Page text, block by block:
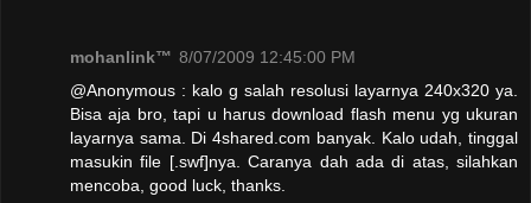
mohanlink™ 8/07/2009 12:45:00 PM
@Anonymous : kalo g salah resolusi layarnya 240x320 ya.
Bisa aja bro, tapi u harus download flash menu yg ukuran
layarnya sama. Di 4shared.com banyak. Kalo udah, tinggal
masukin file [.swf]nya. Caranya dah ada di atas, silahkan
mencoba, good luck, thanks.